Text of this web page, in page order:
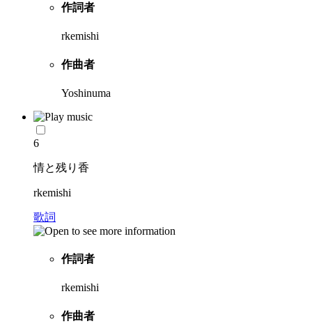
作詞者
rkemishi
作曲者
Yoshinuma
6
情と残り香
rkemishi
歌詞
作詞者
rkemishi
作曲者